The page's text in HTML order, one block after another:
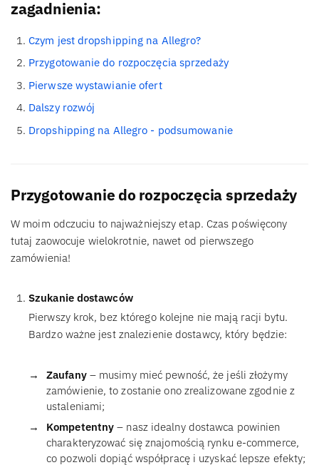
zagadnienia:
Czym jest dropshipping na Allegro?
Przygotowanie do rozpoczęcia sprzedaży
Pierwsze wystawianie ofert
Dalszy rozwój
Dropshipping na Allegro - podsumowanie
Przygotowanie do rozpoczęcia sprzedaży
W moim odczuciu to najważniejszy etap. Czas poświęcony
tutaj zaowocuje wielokrotnie, nawet od pierwszego
zamówienia!
Szukanie dostawców
Pierwszy krok, bez którego kolejne nie mają racji bytu.
Bardzo ważne jest znalezienie dostawcy, który będzie:
Zaufany– musimy mieć pewność, że jeśli złożymy
zamówienie, to zostanie ono zrealizowane zgodnie z
ustaleniami;
Kompetentny – nasz idealny dostawca powinien
charakteryzować się znajomością rynku e-commerce,
co pozwoli dopiąć współpracę i uzyskać lepsze efekty;